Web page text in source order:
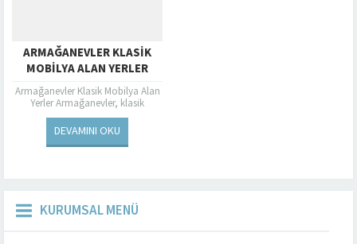
ARMAĞANEVLER KLASIK
MOBILYA ALAN YERLER
Armağanevler Klasik Mobilya Alan
Yerler Armağanevler, klasik
mobilya severler için mükemmel
bir yerdir. Bu semtte bulunan pek
DEVAMINI OKU
KURUMSAL MENÜ